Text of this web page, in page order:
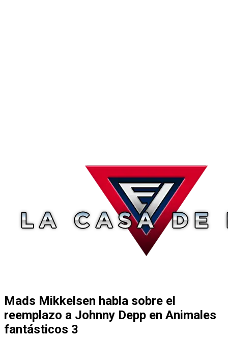
Mads Mikkelsen habla sobre el
reemplazo a Johnny Depp en Animales
fantásticos 3